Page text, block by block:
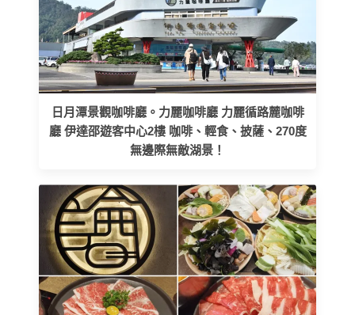
日月潭景觀咖啡廳。力麗咖啡廳 力麗循路麓咖啡
廳 伊達邵遊客中心2樓 咖啡、輕食、披薩、270度
無邊際無敵湖景！